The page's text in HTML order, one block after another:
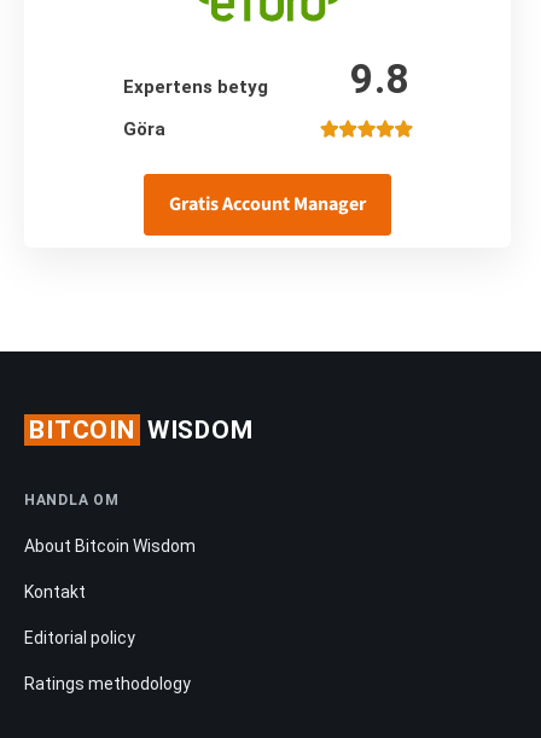
Expertens betyg 9.8
Göra
Gratis Account Manager
BITCOIN WISDOM
HANDLA OM
About Bitcoin Wisdom
Kontakt
Editorial policy
Ratings methodology